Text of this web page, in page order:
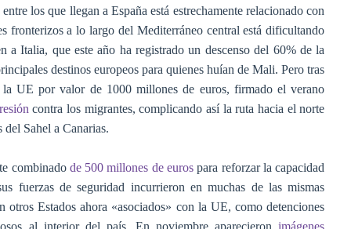
los que llegan a España está estrechamente relacionado con
fronterizos a lo largo del Mediterráneo central está dificultando
a Italia, que este año ha registrado un descenso del 60% de la
destinos europeos para quienes huían de Mali. Pero tras
UE por valor de 1000 millones de euros, firmado el verano
contra los migrantes, complicando así la ruta hacia el norte
Sahel a Canarias.
combinado de 500 millones de euros para reforzar la capacidad
fuerzas de seguridad incurrieron en muchas de las mismas
otros Estados ahora «asociados» con la UE, como detenciones